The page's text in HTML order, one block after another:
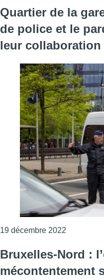
Quartier de la
de police et le
leur collaboration
19 décembre 2022
Bruxelles-Nord :
mécontentement